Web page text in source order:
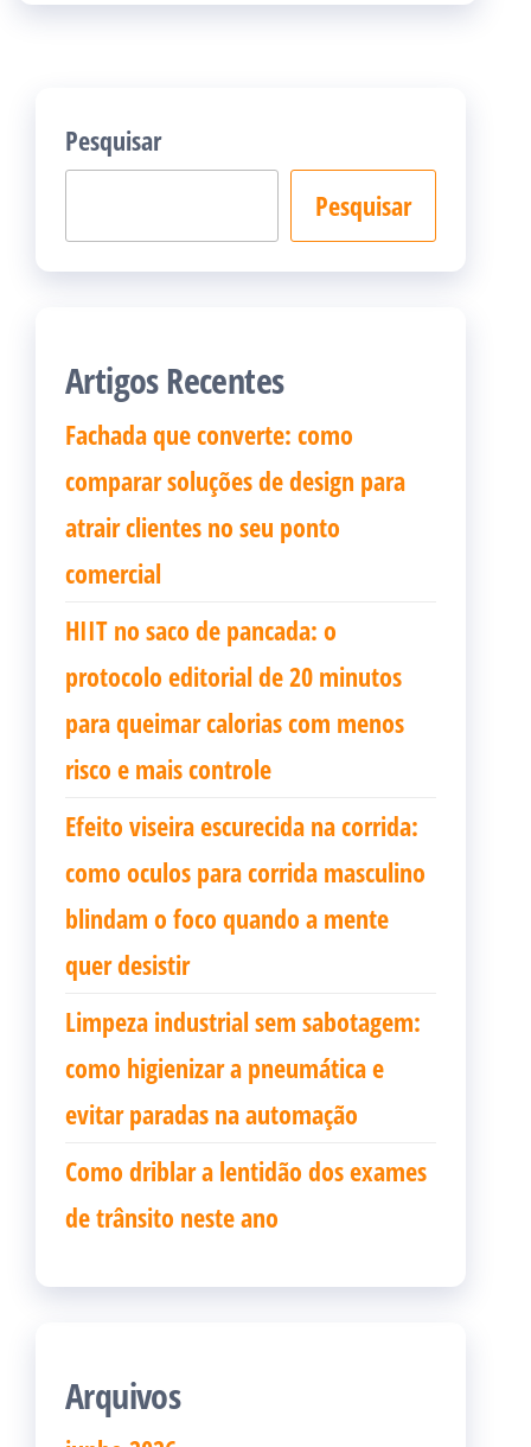
Pesquisar
Pesquisar
Artigos Recentes
Fachada que converte: como
comparar soluções de design para
atrair clientes no seu ponto
comercial
HIIT no saco de pancada: o
protocolo editorial de 20 minutos
para queimar calorias com menos
risco e mais controle
Efeito viseira escurecida na corrida:
como oculos para corrida masculino
blindam o foco quando a mente
quer desistir
Limpeza industrial sem sabotagem:
como higienizar a pneumática e
evitar paradas na automação
Como driblar a lentidão dos exames
de trânsito neste ano
Arquivos